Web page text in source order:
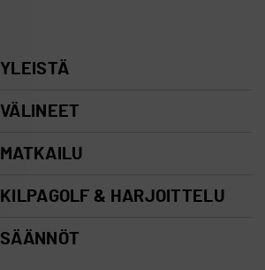
YLEISTÄ
VÄLINEET
MATKAILU
KILPAGOLF & HARJOITTELU
SÄÄNNÖT